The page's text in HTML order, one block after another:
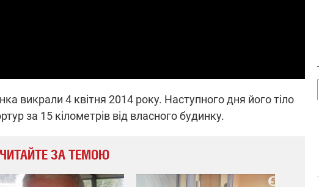
викрали 4 квітня 2014 року. Наступного дня його тіло
за 15 кілометрів від власного будинку.
ЧИТАЙТЕ ЗА ТЕМОЮ